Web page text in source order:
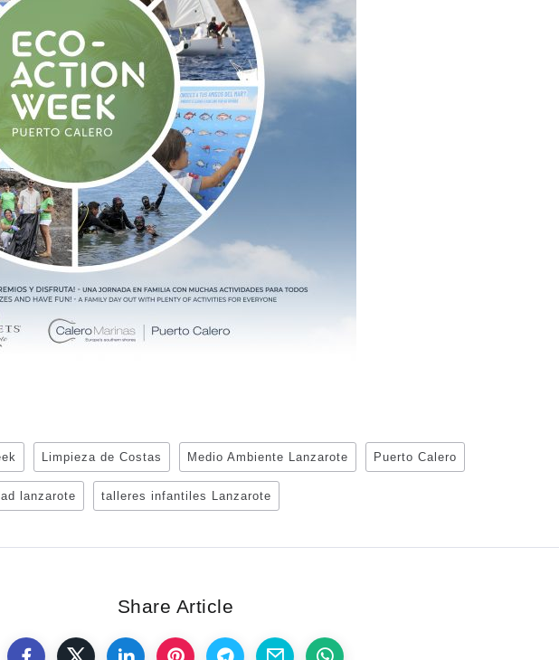
Limpieza de Costas Medio Ambiente Lanzarote Puerto Calero
lanzarote talleres infantiles Lanzarote
Share Article